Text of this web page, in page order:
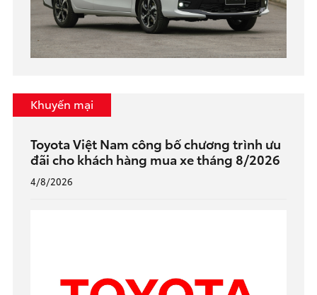
Khuyến mại
Toyota Việt Nam công bố chương trình ưu
đãi cho khách hàng mua xe tháng 8/2026
4/8/2026